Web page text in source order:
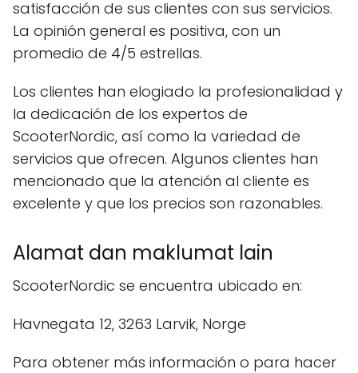
satisfacción de sus clientes con sus servicios.
La opinión general es positiva, con un
promedio de 4/5 estrellas.
Los clientes han elogiado la profesionalidad y
la dedicación de los expertos de
ScooterNordic, así como la variedad de
servicios que ofrecen. Algunos clientes han
mencionado que la atención al cliente es
excelente y que los precios son razonables.
Alamat dan maklumat lain
ScooterNordic se encuentra ubicado en:
Havnegata 12, 3263 Larvik, Norge
Para obtener más información o para hacer